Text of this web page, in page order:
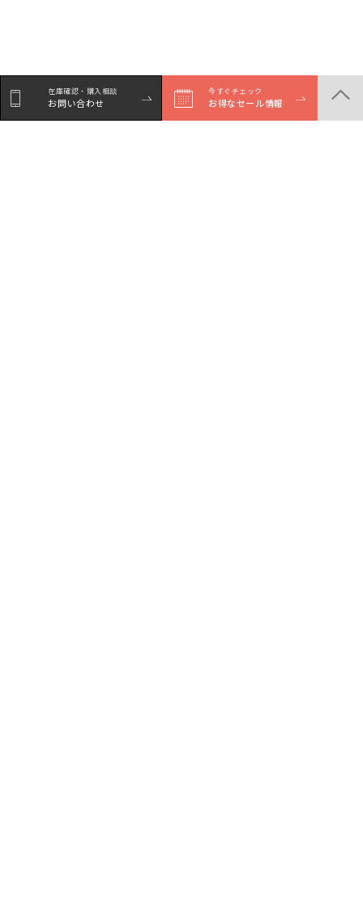
在庫確認・購入相談
お問い合わせ
今すぐチェック
お得なセール情報